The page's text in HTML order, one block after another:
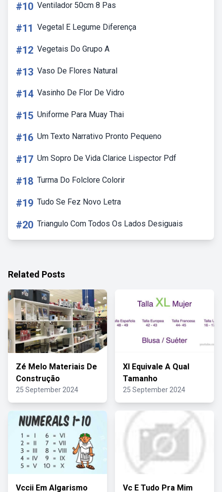
#10 Ventilador 50cm 8 Pas
#11 Vegetal E Legume Diferença
#12 Vegetais Do Grupo A
#13 Vaso De Flores Natural
#14 Vasinho De Flor De Vidro
#15 Uniforme Para Muay Thai
#16 Um Texto Narrativo Pronto Pequeno
#17 Um Sopro De Vida Clarice Lispector Pdf
#18 Turma Do Folclore Colorir
#19 Tudo Se Fez Novo Letra
#20 Triangulo Com Todos Os Lados Desiguais
Related Posts
Zé Melo Materiais De
Construção
25 September 2024
Xl Equivale A Qual
Tamanho
25 September 2024
Vccii Em Algarismo Vc E Tudo Pra Mim